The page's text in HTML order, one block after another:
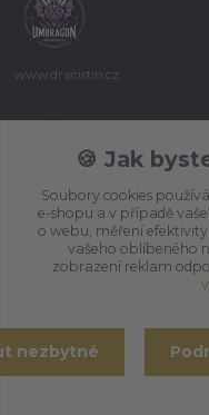
www.dracistin.cz
+420 737
(Po-Pá 9:30-
🍪 Jak
Soubory cookies
e-shopu a v případě
o webu, měření
vašeho oblíbeného
zobrazení reklam
nezbytné